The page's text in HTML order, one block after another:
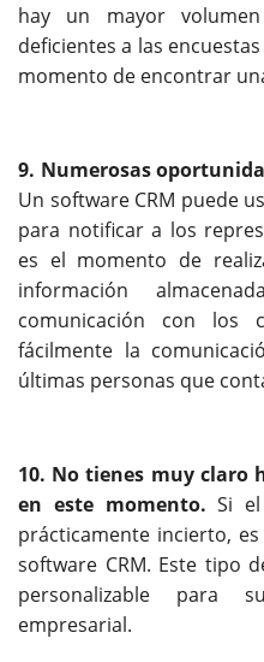
hay un mayor
deficientes a las
momento de encontrar
9. Numerosas
Un software CRM puede
para notificar a los
es el momento de
información
comunicación con los
fácilmente la
últimas personas que
10. No tienes muy claro
en este momento. Si
prácticamente incierto,
software CRM. Este tipo
personalizable para
empresarial.